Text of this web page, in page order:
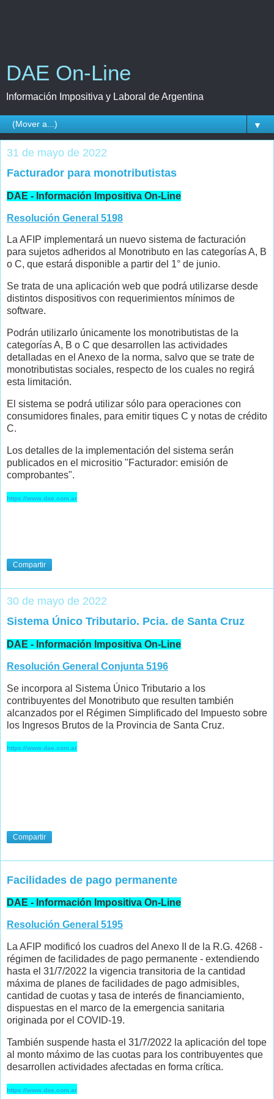
DAE On-Line
Información Impositiva y Laboral de Argentina
▼
31 de mayo de 2022
Facturador para monotributistas
DAE - Información Impositiva On-Line
Resolución General 5198
La AFIP implementará un nuevo sistema de facturación
para sujetos adheridos al Monotributo en las categorías A, B
o C, que estará disponible a partir del 1° de junio.
Se trata de una aplicación web que podrá utilizarse desde
distintos dispositivos con requerimientos mínimos de
software.
Podrán utilizarlo únicamente los monotributistas de la
categorías A, B o C que desarrollen las actividades
detalladas en el Anexo de la norma, salvo que se trate de
monotributistas sociales, respecto de los cuales no regirá
esta limitación.
El sistema se podrá utilizar sólo para operaciones con
consumidores finales, para emitir tiques C y notas de crédito
C.
Los detalles de la implementación del sistema serán
publicados en el micrositio "Facturador: emisión de
comprobantes".
https://www.dae.com.ar
Compartir
30 de mayo de 2022
Sistema Único Tributario. Pcia. de Santa Cruz
DAE - Información Impositiva On-Line
Resolución General Conjunta 5196
Se incorpora al Sistema Único Tributario a los
contribuyentes del Monotributo que resulten también
alcanzados por el Régimen Simplificado del Impuesto sobre
los Ingresos Brutos de la Provincia de Santa Cruz.
https://www.dae.com.ar
Compartir
Facilidades de pago permanente
DAE - Información Impositiva On-Line
Resolución General 5195
La AFIP modificó los cuadros del Anexo II de la R.G. 4268 -
régimen de facilidades de pago permanente - extendiendo
hasta el 31/7/2022 la vigencia transitoria de la cantidad
máxima de planes de facilidades de pago admisibles,
cantidad de cuotas y tasa de interés de financiamiento,
dispuestas en el marco de la emergencia sanitaria
originada por el COVID-19.
También suspende hasta el 31/7/2022 la aplicación del tope
al monto máximo de las cuotas para los contribuyentes que
desarrollen actividades afectadas en forma crítica.
https://www.dae.com.ar